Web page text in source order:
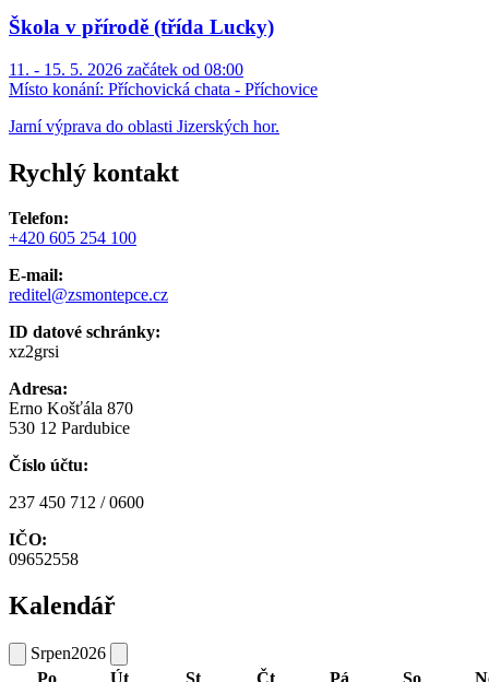
Škola v přírodě (třída Lucky)
11. - 15. 5. 2026 začátek od 08:00
Místo konání: Příchovická chata - Příchovice
Jarní výprava do oblasti Jizerských hor.
Rychlý kontakt
Telefon:
+420 605 254 100
E-mail:
reditel@zsmontepce.cz
ID datové schránky:
xz2grsi
Adresa:
Erno Košťála 870
530 12 Pardubice
Číslo účtu:
237 450 712 / 0600
IČO:
09652558
Kalendář
Srpen2026